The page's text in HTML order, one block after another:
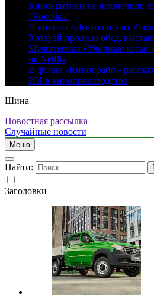
Кинокритики не исключили
“Колобка”
Платье из «Дьявол носит
Хэтэуэй пролила обед,
Мультсериал «Уличные
на Netflix
В фонде «Кинопрайм»
ИИ в кинопроизводстве
Шина
Новостная рассылка
Случайные новости
Меню
Найти:
Заголовки